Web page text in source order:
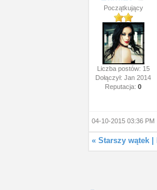
Początkujący
Liczba postów: 15
Dołączył: Jan 2014
Reputacja: 0
04-10-2015 03:36 PM
« Starszy wątek